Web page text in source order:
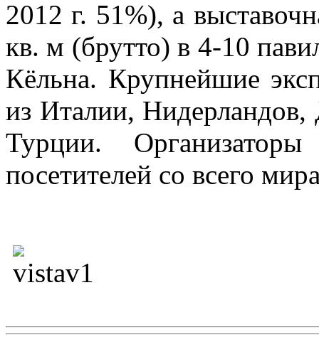
2012 г. 51%), а
кв. м (брутто) в 4-10
Кёльна. Крупнейшие
из Италии,
Турции.
посетителей со всего